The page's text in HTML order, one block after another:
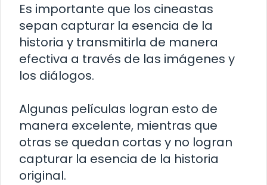
Es importante que los cineastas
sepan capturar la esencia de la
historia y transmitirla de manera
efectiva a través de las imágenes y
los diálogos.
Algunas películas logran esto de
manera excelente, mientras que
otras se quedan cortas y no logran
capturar la esencia de la historia
original.